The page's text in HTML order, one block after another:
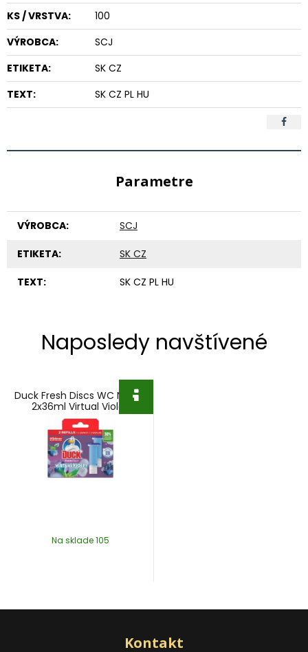
KS / VRSTVA:
100
VÝROBCA:
SCJ
ETIKETA:
SK CZ
TEXT:
SK CZ PL HU
Parametre
VÝROBCA: SCJ
ETIKETA: SK CZ
TEXT: SK CZ PL HU
Naposledy navštívené
Duck Fresh Discs WC NÁPLŇ
2x36ml Virtual Violet
Na sklade 105
Kontakt